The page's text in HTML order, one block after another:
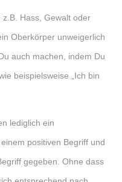
Hass, Gewalt oder
Oberkörper unweigerlich
auch machen, indem Du
beispielsweise „Ich bin
lediglich ein
positiven Begriff und
gegeben. Ohne dass